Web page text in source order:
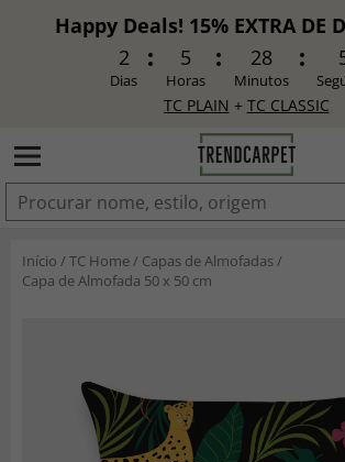
Happy Deals! 15% EXTRA DE
2
Dias
5
Horas
28
Minutos
TC PLAIN + TC CLASSIC
ADICIONADO
Início /TC Home/ Capas de Almofadas/
Capa de Almofada 50 x 50 cm